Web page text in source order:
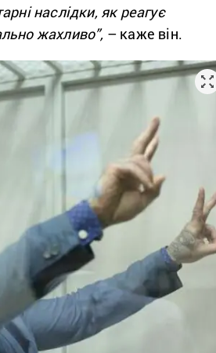
наслідки, як реагує
жахливо”, – каже він.